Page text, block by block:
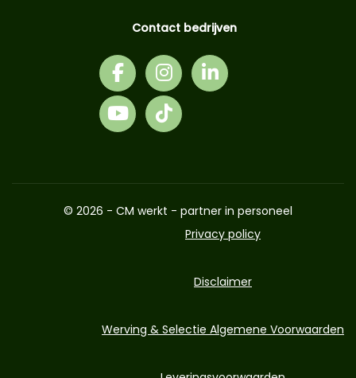
Contact bedrijven
© 2026 - CM werkt - partner in personeel
Privacy policy
Disclaimer
Werving & Selectie Algemene Voorwaarden